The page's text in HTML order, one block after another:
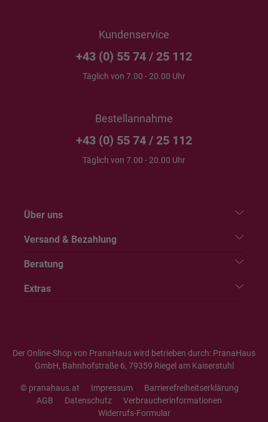
Kundenservice
+43 (0) 55 74 / 25 112
Täglich von 7.00 - 20.00 Uhr
Bestellannahme
+43 (0) 55 74 / 25 112
Täglich von 7.00 - 20.00 Uhr
Über uns
Versand & Bezahlung
Beratung
Extras
Der Online-Shop von PranaHaus wird betrieben durch: PranaHaus
GmbH, Bahnhofstraße 6, 79359 Riegel am Kaiserstuhl
© pranahaus.at Impressum
Barrierefreiheitserklärung
AGB
Datenschutz
Verbraucherinformationen
Widerrufs-Formular